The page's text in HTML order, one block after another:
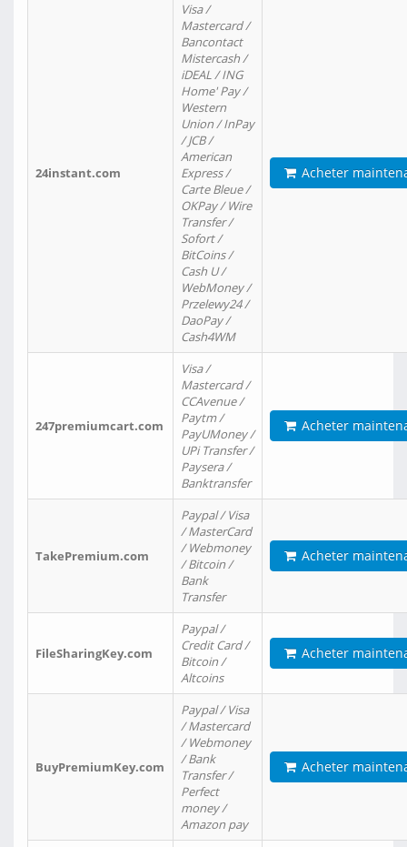
24instant.com
Visa /
Mastercard /
Bancontact
Mistercash /
iDEAL / ING
Home' Pay /
Western
Union / InPay
/ JCB /
American
Express /
Carte Bleue /
OKPay / Wire
Transfer /
Sofort /
BitCoins /
Cash U /
WebMoney /
Przelewy24 /
DaoPay /
Cash4WM
Acheter
247premiumcart.com
Visa /
Mastercard /
CCAvenue /
Paytm /
PayUMoney /
UPi Transfer /
Paysera /
Banktransfer
Acheter
TakePremium.com
Paypal / Visa
/ MasterCard
/ Webmoney
/ Bitcoin /
Bank
Transfer
Acheter
FileSharingKey.com
Paypal /
Credit Card /
Bitcoin /
Altcoins
Acheter
BuyPremiumKey.com
Paypal / Visa
/ Mastercard
/ Webmoney
/ Bank
Transfer /
Perfect
money /
Amazon pay
Acheter